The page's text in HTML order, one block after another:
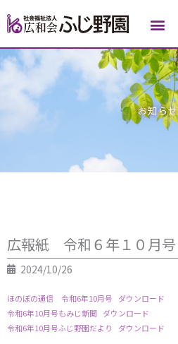
容
を
ス
キ
お知らせ
広報紙 令和６年１０月号
2024/10/26
ほのぼの通信 令和6年10月号
ダウンロード
令和6年10月号もみじ新聞
ダウンロード
令和6年10月号ふじ野園だより
ダウンロード